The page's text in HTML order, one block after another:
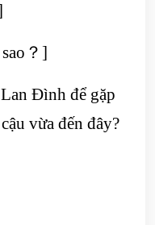
？]
Đình để gặp
vừa đến đây?